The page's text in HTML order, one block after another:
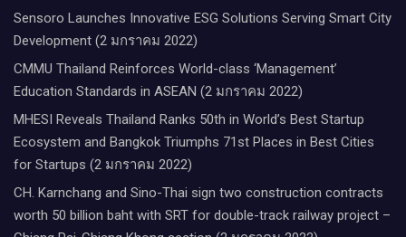
Sensoro Launches Innovative ESG Solutions Serving Smart City
Development (2 มกราคม 2022)
CMMU Thailand Reinforces World-class ‘Management’
Education Standards in ASEAN (2 มกราคม 2022)
MHESI Reveals Thailand Ranks 50th in World’s Best Startup
Ecosystem and Bangkok Triumphs 71st Places in Best Cities
for Startups (2 มกราคม 2022)
CH. Karnchang and Sino-Thai sign two construction contracts
worth 50 billion baht with SRT for double-track railway project –